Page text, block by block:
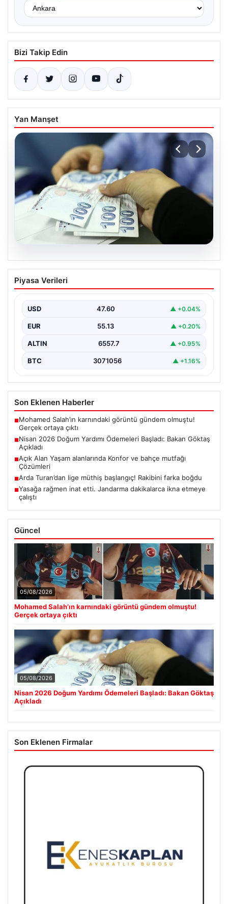
Bizi Takip Edin
Yan Manşet
05.08.2026
Nisan 2026 Doğum Yardımı Ödemeleri
Başladı: Bakan Göktaş Açıkladı
ailelerin beklediği şekilde hesaplara yatırılmaya devam
ediyor.…
Piyasa Verileri
USD 47.60 ▲ +0.04%
EUR 55.13 ▲ +0.20%
ALTIN 6557.7 ▲ +0.95%
BTC 3071056 ▲ +1.16%
Son Eklenen Haberler
■Mohamed Salah’ın karnındaki görüntü gündem olmuştu!
Gerçek ortaya çıktı
■Nisan 2026 Doğum Yardımı Ödemeleri Başladı: Bakan Göktaş
Açıkladı
■Açık Alan Yaşam alanlarında Konfor ve bahçe mutfağı
Çözümleri
■Arda Turan’dan lige müthiş başlangıç! Rakibini farka boğdu
■Yasağa rağmen inat etti. Jandarma dakikalarca ikna etmeye
çalıştı
Güncel
05/08/2026
Mohamed Salah’ın karnındaki görüntü gündem olmuştu!
Gerçek ortaya çıktı
05/08/2026
Nisan 2026 Doğum Yardımı Ödemeleri Başladı: Bakan Göktaş
Açıkladı
Son Eklenen Firmalar